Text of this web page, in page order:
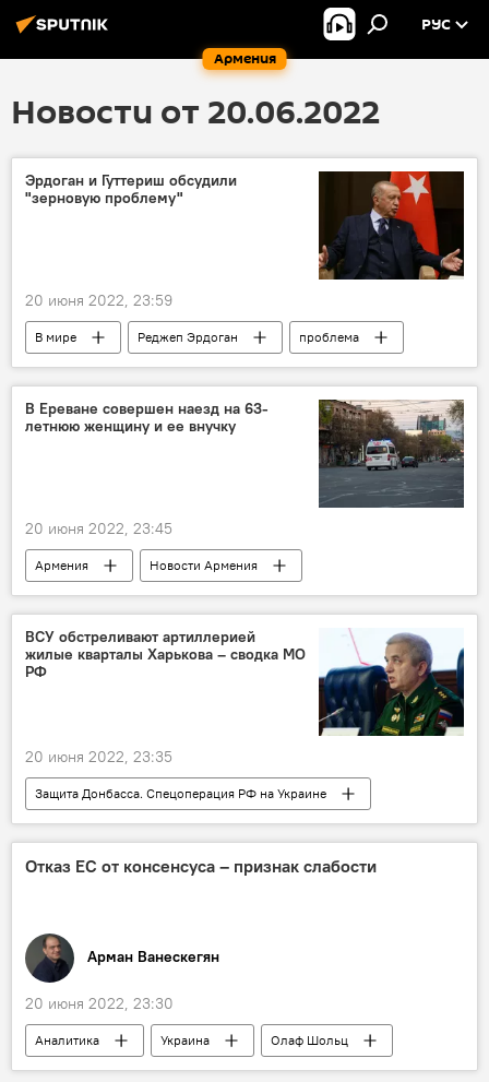
Армения
РУС
Новости от 20.06.2022
Эрдоган и Гуттериш обсудили
"зерновую проблему"
20 июня 2022, 23:59
В мире Реджеп Эрдоган проблема
В Ереване совершен наезд на 63-
летнюю женщину и ее внучку
20 июня 2022, 23:45
Армения
Новости Армения
Общество
Ереван
женщина
наезд
ВСУ обстреливают артиллерией
жилые кварталы Харькова – сводка МО
РФ
20 июня 2022, 23:35
Защита Донбасса. Спецоперация РФ на Украине
В мире
Харьков
квартал
артиллерия
Отказ ЕС от консенсуса – признак слабости
Арман Ванескегян
20 июня 2022, 23:30
Аналитика Украина
Олаф Шольц
ЕС